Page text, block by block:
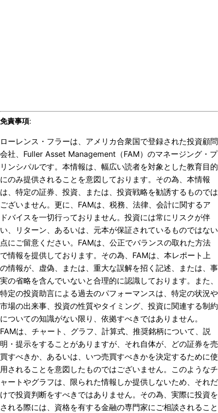
免責事項:
ローレンス・フラーは、アメリカ合衆国で登録された投資顧問
会社、Fuller Asset Management（FAM）のマネージング・プ
リンシパルです。本情報は、幅広い読者を対象とした教育目的
にのみ提供されることを意図しております。その為、本情報
は、特定の証券、投資、または、投資戦略を勧誘するものでは
ございません。更に、FAMは、税務、法律、会計に関するア
ドバイスを一切行っておりません。投資には常にリスクが伴
い、リターン、あるいは、元本が保証されているものではない
点にご留意ください。FAMは、公正でバランスの取れた方法
で情報を提供しております。その為、FAMは、本レポート上
の情報が、虚偽、または、重大な誤解を招く記述、または、事
実の省略を含んでいないと合理的に認識しております。また、
特定の投資助言による過去のパフォーマンスは、特定の状況や
市場の出来事、投資の性質やタイミング、投資に関連する制約
についての知識がない限り、依拠すべきではありません。
FAMは、チャート、グラフ、計算式、推奨銘柄について、説
明・提示をすることがありますが、それ自体が、どの証券を売
買すべきか、あるいは、いつ売買すべきかを決定するために使
用されることを意図したものではございません。このようなチ
ャートやグラフは、限られた情報しか提供しないため、それだ
けで投資判断をすべきではありません。その為、実際に投資を
される際には、資格を有する金融の専門家にご相談されること